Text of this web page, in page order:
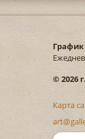
© 2026
Карта